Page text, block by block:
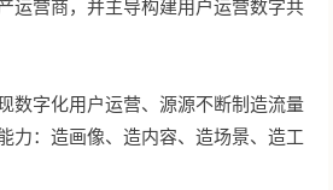
运营商，并主导构建用户运营数字共
数字化用户运营、源源不断制造流量
力：造画像、造内容、造场景、造工